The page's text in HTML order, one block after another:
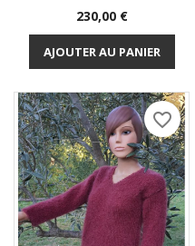
Prix
230,00 €
AJOUTER AU PANIER
favorite_border